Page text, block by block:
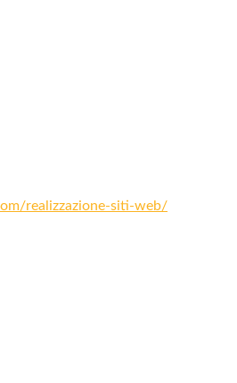
realizzazione-siti-web/